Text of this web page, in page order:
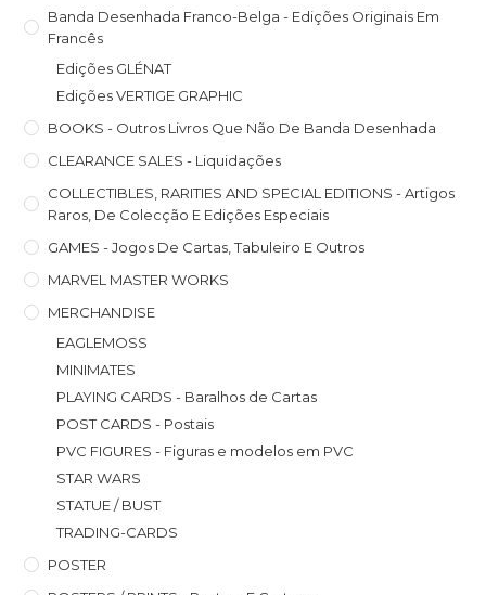
Banda Desenhada Franco-Belga - Edições Originais Em
Francês
Edições GLÉNAT
Edições VERTIGE GRAPHIC
BOOKS - Outros Livros Que Não De Banda Desenhada
CLEARANCE SALES - Liquidações
COLLECTIBLES, RARITIES AND SPECIAL EDITIONS - Artigos
Raros, De Colecção E Edições Especiais
GAMES - Jogos De Cartas, Tabuleiro E Outros
MARVEL MASTER WORKS
MERCHANDISE
EAGLEMOSS
MINIMATES
PLAYING CARDS - Baralhos de Cartas
POST CARDS - Postais
PVC FIGURES - Figuras e modelos em PVC
STAR WARS
STATUE / BUST
TRADING-CARDS
POSTER